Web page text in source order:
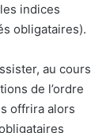
indices
obligataires).
au cours
de l’ordre
offrira alors